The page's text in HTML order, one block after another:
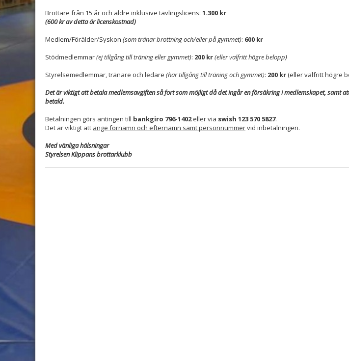
Brottare från 15 år och äldre inklusive tävlingslicens: 1.300 kr
(600 kr av detta är licenskostnad)
Medlem/Förälder/Syskon (som tränar brottning och/eller på gymmet): 600 kr
Stödmedlemmar(ej tillgång till träning eller gymmet): 200 kr(eller valfritt högre belopp)
Styrelsemedlemmar, tränare och ledare (har tillgång till träning och gymmet): 200 kr(eller valfritt högre
Det är viktigt att betala medlemsavgiften så fort som möjligt då det ingår en försäkring i medlemskapet, samt
betald.
Betalningen görs antingen till bankgiro 796-1402eller via swish 123 570 5827.
Det är viktigt att ange förnamn och efternamn samt personnummervid inbetalningen.
Med vänliga hälsningar
Styrelsen Klippans brottarklubb